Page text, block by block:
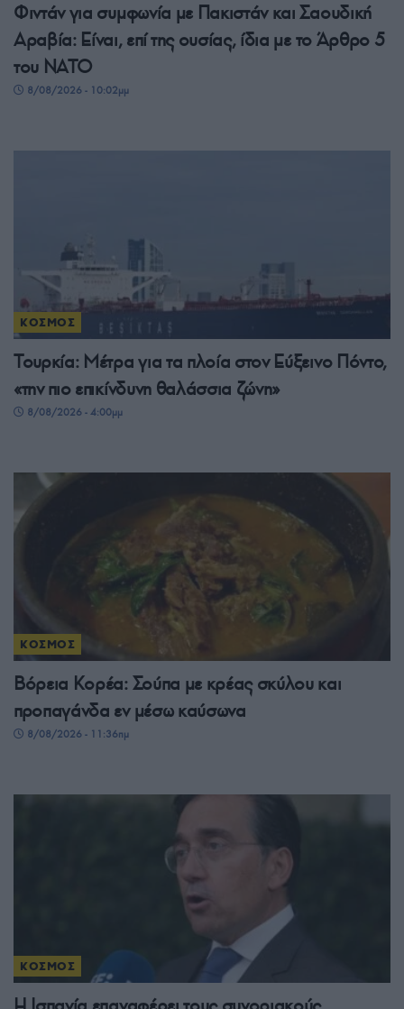
Φιντάν για συμφωνία με Πακιστάν και Σαουδική
Αραβία: Είναι, επί της ουσίας, ίδια με το Άρθρο 5
του ΝΑΤΟ
8/08/2026 - 10:02μμ
ΚΟΣΜΟΣ
Τουρκία: Μέτρα για τα πλοία στον Εύξεινο Πόντο,
«την πιο επικίνδυνη θαλάσσια ζώνη»
8/08/2026 - 4:00μμ
ΚΟΣΜΟΣ
Βόρεια Κορέα: Σούπα με κρέας σκύλου και
προπαγάνδα εν μέσω καύσωνα
8/08/2026 - 11:36πμ
ΚΟΣΜΟΣ